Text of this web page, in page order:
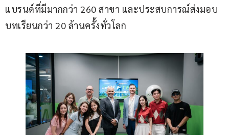
แบรนด์ที่มีมากกว่า 260 สาขา และประสบการณ์ส่งมอบ
บทเรียนกว่า 20 ล้านครั้งทั่วโลก